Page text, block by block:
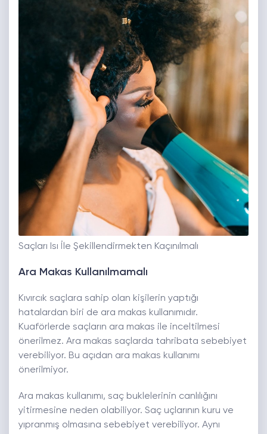
Saçları Isı İle Şekillendirmekten Kaçınılmalı
Ara Makas Kullanılmamalı
Kıvırcık saçlara sahip olan kişilerin yaptığı
hatalardan biri de ara makas kullanımıdır.
Kuaförlerde saçların ara makas ile inceltilmesi
önerilmez. Ara makas saçlarda tahribata sebebiyet
verebiliyor. Bu açıdan ara makas kullanımı
önerilmiyor.
Ara makas kullanımı, saç buklelerinin canlılığını
yitirmesine neden olabiliyor. Saç uçlarının kuru ve
yıpranmış olmasına sebebiyet verebiliyor. Aynı